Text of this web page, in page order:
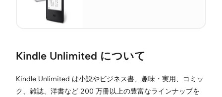
Kindle Unlimited について
Kindle Unlimited は小説やビジネス書、趣味・実用、コミッ
ク、雑誌、洋書など 200 万冊以上の豊富なラインナップを